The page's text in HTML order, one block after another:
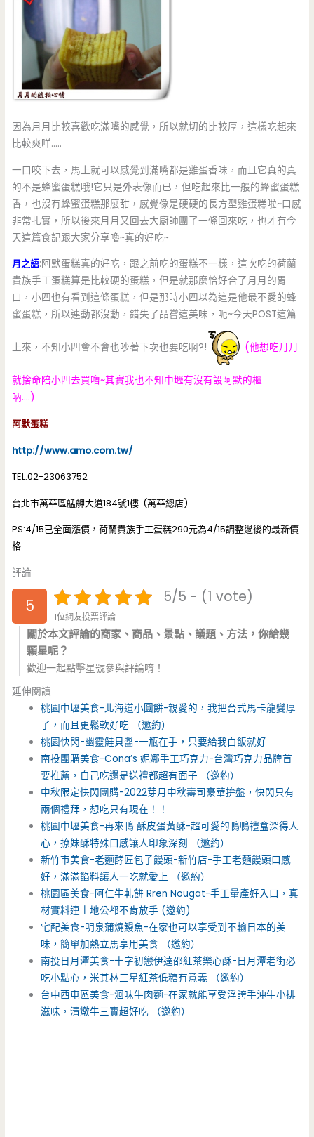
因為月月比較喜歡吃滿嘴的感覺，所以就切的比較厚，這樣吃起來
比較爽咩…..
一口咬下去，馬上就可以感覺到滿嘴都是雞蛋香味，而且它真的真
的不是蜂蜜蛋糕哦!它只是外表像而已，但吃起來比一般的蜂蜜蛋糕
香，也沒有蜂蜜蛋糕那麼甜，感覺像是硬硬的長方型雞蛋糕啦~口感
非常扎實，所以後來月月又回去大廚師團了一條回來吃，也才有今
天這篇食記跟大家分享嚕~真的好吃~
月之語:阿默蛋糕真的好吃，跟之前吃的蛋糕不一樣，這次吃的荷蘭
貴族手工蛋糕算是比較硬的蛋糕，但是就那麼恰好合了月月的胃
口，小四也有看到這條蛋糕，但是那時小四以為這是他最不愛的蜂
蜜蛋糕，所以連動都沒動，錯失了品嘗這美味，呃~今天POST這篇
上來，不知小四會不會也吵著下次也要吃啊?! (他想吃月月
就捨命陪小四去買嚕~其實我也不知中壢有沒有設阿默的櫃
吶….)
阿默蛋糕
http://www.amo.com.tw/
TEL:02-23063752
台北市萬華區艋舺大道184號1樓 (萬華總店)
PS:4/15已全面漲價，荷蘭貴族手工蛋糕290元為4/15調整過後的最新價
格
評論
5 5/5 - (1 vote)
1位網友投票評論
關於本文評論的商家、商品、景點、議題、方法，你給幾
顆星呢？
歡迎一起點擊星號參與評論唷！
延伸閱讀
桃園中壢美食-北海道小圓餅-親愛的，我把台式馬卡龍變厚
了，而且更鬆軟好吃 （邀約）
桃園快閃-幽靈鮭貝醬-一瓶在手，只要給我白飯就好
南投團購美食-Cona’s 妮娜手工巧克力-台灣巧克力品牌首
要推薦，自己吃還是送禮都超有面子 （邀約）
中秋限定快閃團購-2022芽月中秋壽司豪華拚盤，快閃只有
兩個禮拜，想吃只有現在！！
桃園中壢美食-再來鴨 酥皮蛋黃酥-超可愛的鴨鴨禮盒深得人
心，撩妹酥特殊口感讓人印象深刻 （邀約）
新竹市美食-老麵酵匠包子饅頭-新竹店-手工老麵饅頭口感
好，滿滿餡料讓人一吃就愛上 （邀約）
桃園區美食-阿仁牛軋餅 Rren Nougat-手工量產好入口，真
材實料連土地公都不肯放手 (邀約)
宅配美食-明泉蒲燒鰻魚-在家也可以享受到不輸日本的美
味，簡單加熱立馬享用美食 （邀約）
南投日月潭美食-十字初戀伊達邵紅茶樂心酥-日月潭老街必
吃小點心，米其林三星紅茶低糖有意義 （邀約）
台中西屯區美食-洄味牛肉麵-在家就能享受浮誇手沖牛小排
滋味，清燉牛三寶超好吃 （邀約）